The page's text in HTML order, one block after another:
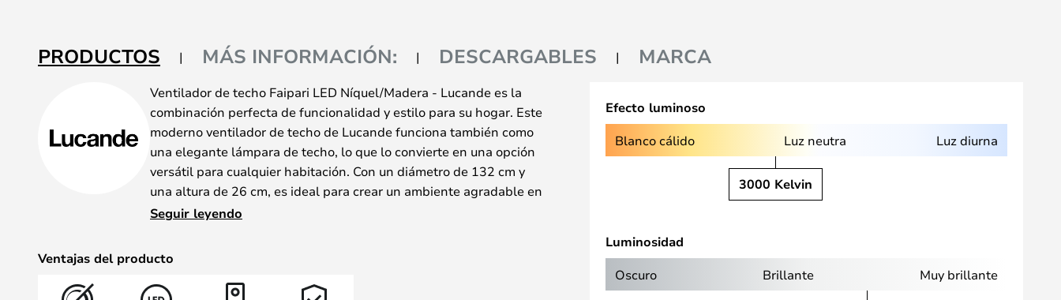
galería
de
PRODUCTOS MÁS INFORMACIÓN: DESCARGABLES MARCA
Ventilador de techo Faipari LED Níquel/Madera - Lucande es la
combinación perfecta de funcionalidad y estilo para su hogar. Este
moderno ventilador de techo de Lucande funciona también como
una elegante lámpara de techo, lo que lo convierte en una opción
versátil para cualquier habitación. Con un diámetro de 132 cm y
una altura de 26 cm, es ideal para crear un ambiente agradable en
el dormitorio o en otras zonas donde se necesite una ventilación
madera, Faipari añade un toque de elegancia natural a su diseño
acabado en color níquel crean un aspecto atemporal que encaja
Seguir leyendo
Ventajas del producto
Efecto luminoso
Blanco cálido Luz neutra Luz diurna
3000 Kelvin
Luminosidad
Oscuro Brillante Muy brillante